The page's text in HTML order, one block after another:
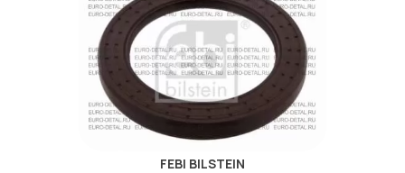
FEBI BILSTEIN